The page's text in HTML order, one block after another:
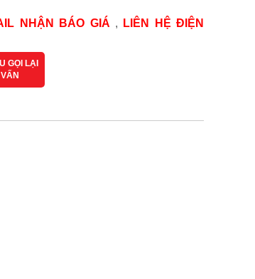
NHẬN BÁO GIÁ ,
LIÊN HỆ ĐIỆN
GỌI LẠI